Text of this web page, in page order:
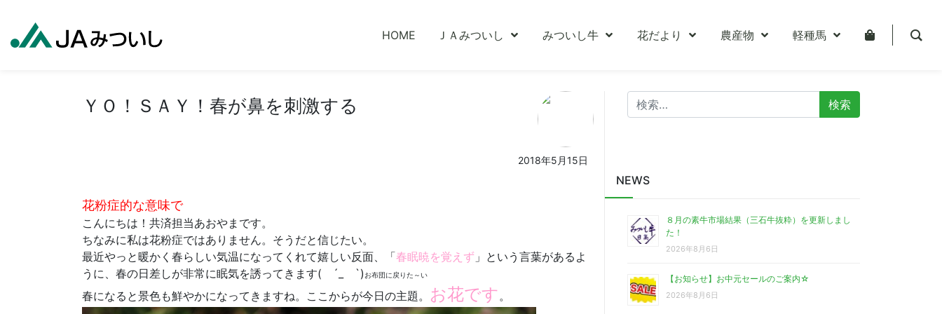
HOME ＪＡみついし みついし牛 花だより 農産物 軽種馬
ＹＯ！ＳＡＹ！春が鼻を刺激する
2018年5月15日
花粉症的な意味で
こんにちは！共済担当あおやまです。
ちなみに私は花粉症ではありません。そうだと信じたい。
最近やっと暖かく春らしい気温になってくれて嬉しい反面、「春眠暁を覚えず 」という言葉があるよ
うに、春の日差しが非常に眠気を誘ってきます( ´_ゝ`) お布団に戻りた～い
春になると景色も鮮やかになってきますね。ここからが今日の主題。 お花です。
検
索:
NEWS
８月の素牛市場結果（三石牛抜粋）を更新しまし
た！
2026年8月6日
【お知らせ】お中元セールのご案内☆
2026年8月6日